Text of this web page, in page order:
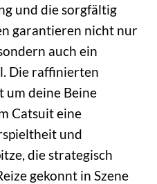
und die sorgfältig
garantieren nicht nur
auch ein
Die raffinierten
um deine Beine
Catsuit eine
und
die strategisch
gekonnt in Szene